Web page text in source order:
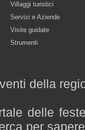
Villaggi turistici
Servizi e Aziende
Visite guidate
Strumenti
della
delle
per